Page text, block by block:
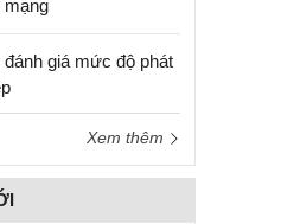
mạng
giá mức độ phát
Xem thêm